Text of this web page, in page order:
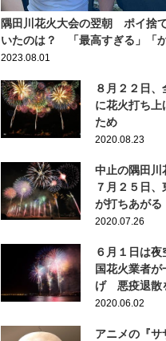
隅田川花火大会の翌朝 ポイ捨
いたのは？ 「最高すぎる」「か
2023.08.01
８月２２日
に花火打ち
ため
2020.08.23
中止の隅田
７月２５日
が打ちあがる
2020.07.26
６月１日は
国花火業者
げ 悪疫退散
2020.06.02
アニメの『サ